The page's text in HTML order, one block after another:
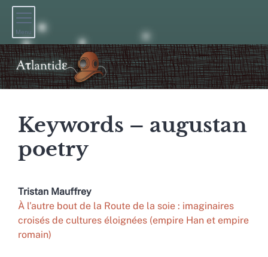
Menu
Keywords – augustan
poetry
Tristan Mauffrey
À l’autre bout de la Route de la soie : imaginaires
croisés de cultures éloignées (empire Han et empire
romain)